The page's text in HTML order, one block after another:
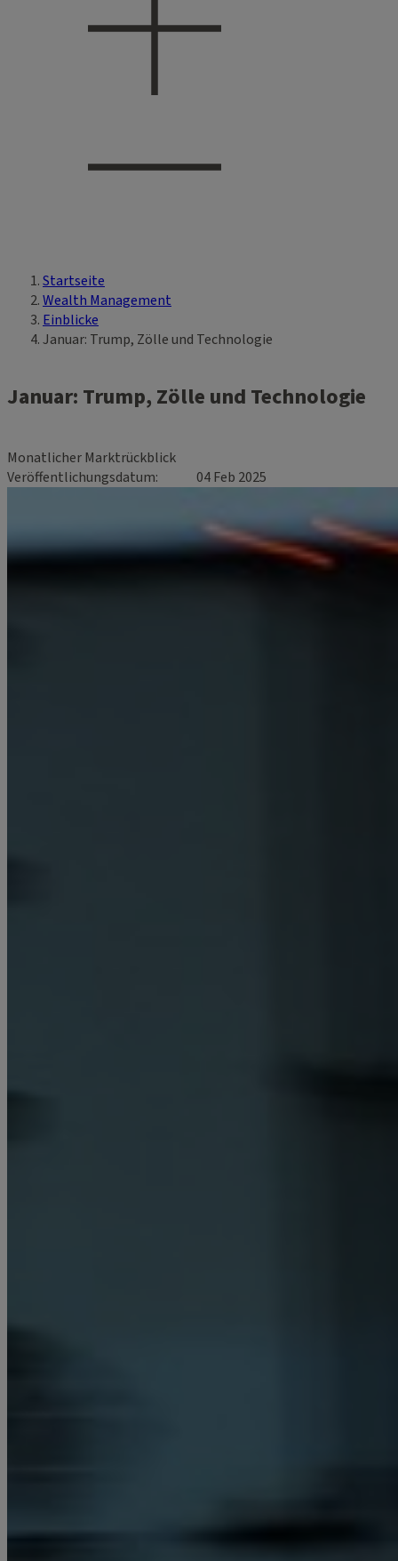
Sie sind hier
Startseite
Wealth Management
Einblicke
Januar: Trump, Zölle und Technologie
Januar: Trump, Zölle und Technologie
Monatlicher Marktrückblick
Veröffentlichungsdatum
04 Feb 2025